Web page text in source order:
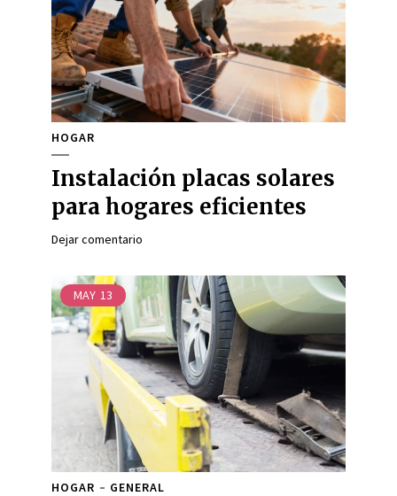
HOGAR
Instalación placas solares
para hogares eficientes
Dejar comentario
MAY 13
HOGAR GENERAL